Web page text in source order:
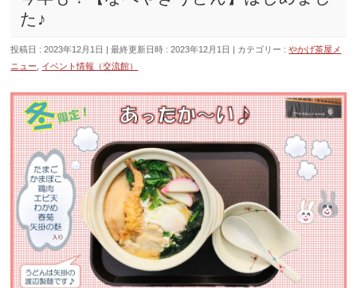
た♪
投稿日 : 2023年12月1日 最終更新日時 : 2023年12月1日 カテゴリー :やかげ茶屋メ
ニュー
イベント情報（交流館）